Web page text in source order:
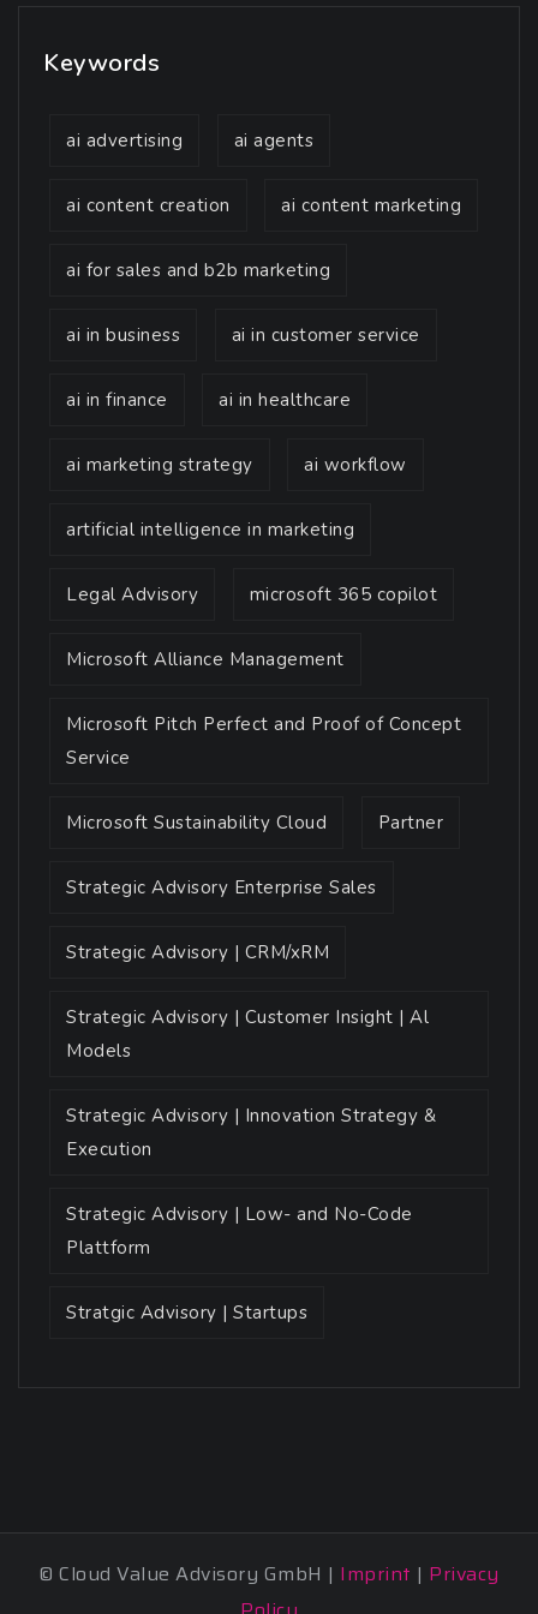
Keywords
ai advertising ai agents
ai content creation ai content marketing
ai for sales and b2b marketing
ai in business ai in customer service
ai in finance ai in healthcare
ai marketing strategy ai workflow
artificial intelligence in marketing
Legal Advisory microsoft 365 copilot
Microsoft Alliance Management
Microsoft Pitch Perfect and Proof of Concept
Service
Microsoft Sustainability Cloud Partner
Strategic Advisory Enterprise Sales
Strategic Advisory | CRM/xRM
Strategic Advisory | Customer Insight | Al
Models
Strategic Advisory | Innovation Strategy &
Execution
Strategic Advisory | Low- and No-Code
Plattform
Stratgic Advisory | Startups
© Cloud Value Advisory GmbH | Imprint | Privacy